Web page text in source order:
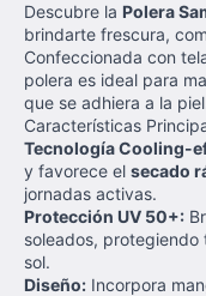
Descubre la Polera
brindarte frescura,
Confeccionada con
polera es ideal para
que se adhiera a la
Características
Tecnología Cooling-
y favorece el secado
jornadas activas.
Protección UV 50+:
soleados,
sol.
Diseño: Incorpora